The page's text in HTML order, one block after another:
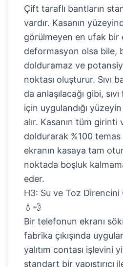
Çift taraflı bantların
vardır. Kasanın
görülmeyen en ufak bir
deformasyon olsa bile,
dolduramaz ve
noktası oluşturur. Sıvı
da anlaşılacağı gibi,
için uygulandığı
alır. Kasanın tüm girinti
doldurarak %100 temas
ekranın kasaya tam
noktada boşluk
eder.
H3: Su ve Toz Direncini
💧💨
Bir telefonun ekranı
fabrika çıkışında
yalıtım contası işlevini
standart bir yapıştırıcı